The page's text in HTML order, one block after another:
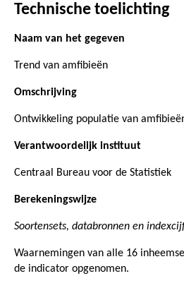
Technische toelichting
Naam van het gegeven
Trend van amfibieën
Omschrijving
Ontwikkeling populatie van
Verantwoordelijk instituut
Centraal Bureau voor de Statistiek
Berekeningswijze
Soortensets, databronnen en
Waarnemingen van alle 16
de indicator opgenomen.